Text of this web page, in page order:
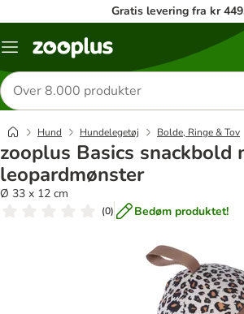
Gratis levering fra kr
Menu
Søg
efter
produkter
Hund Hundelegetøj Bolde, Ringe & Tov
zooplus Basics snackbold
leopardmønster
Ø 33 x 12 cm
(0) Bedøm produktet!